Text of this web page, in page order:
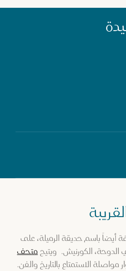
أيضاً باسم حديقة الرميلة، على
الكورنيش. ويتيح متحف
مواصلة الاستمتاع بالتاريخ والفن.